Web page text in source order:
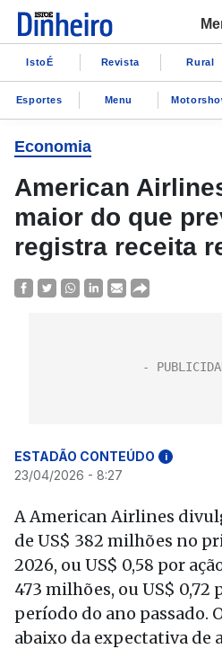
IstoÉ Revista Rural
Esportes Menu
Economia
American
maior do que
registra receita
ESTADÃO CONTEÚDO i
23/04/2026 - 8:27
A American Airlines
de US$ 382 milhões no
2026, ou US$ 0,58 por
473 milhões, ou US$ 0,72
período do ano passado.
abaixo da expectativa de